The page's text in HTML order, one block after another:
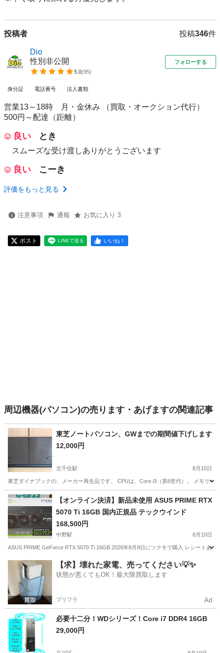
投稿者 投稿346件
Dio
性別非公開
5.0(95)
フォローする
身分証 電話番号 法人書類
営業13～18時 月・金休み （買取・オークション代行）
500円～配達（距離）
良い とき
スムーズな受け渡しありがとうございます
良い こーき
評価をもっと見る
注意事項 通報 お気に入り 3
ポスト LINEで送る いいね！
周辺機器(パソコン)の売ります・あげますの関連記事
東芝ノートパソコン、GWまでの期間値下げします
12,000円
北千住駅 8月10日
東芝ダイナブックの、メーカー再生品です。 CPUは、Core i3（第6世代）。 メモリ
東京 千代田区 北千住駅 ノートパソコン 東芝
【オンライン決済】新品未使用 ASUS PRIME RTX
5070 Ti 16GB 国内正規品 テックウインド
168,500円
中野駅 8月10日
ASUS PRIME GeForce RTX 5070 Ti 16GB 2026年8月8日にツクモで購入 レシートあ
東京 中野区 中野駅 PCパーツ
【求】壊れた家電、売ってください💡✨
状態が悪くてもOK！最大限買取します
プリフラ Ad
必要十二分！WDシリーズ！Core i7 DDR4 16GB
29,000円